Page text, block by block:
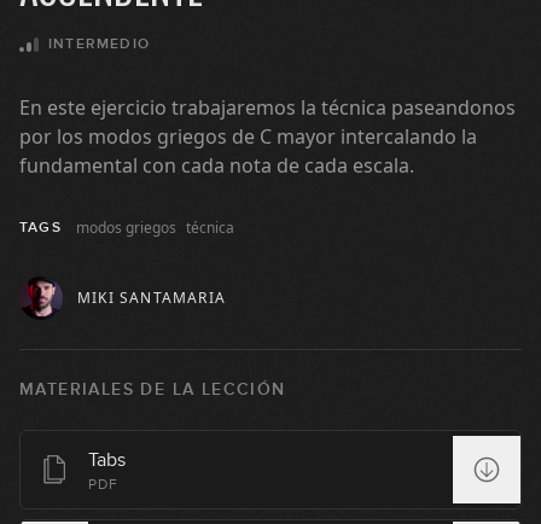
INTERMEDIO
En este ejercicio trabajaremos la técnica paseandonos
por los modos griegos de C mayor intercalando la
fundamental con cada nota de cada escala.
TAGS modos griegos técnica
MIKI SANTAMARIA
MATERIALES DE LA LECCIÓN
Tabs
PDF
10:46
#123: Lick Modos Griegos en G
#124: Rock Riff en Gm
09:37
#126: Slap Groove